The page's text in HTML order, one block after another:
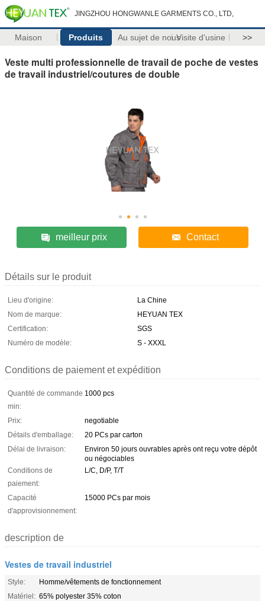
JINGZHOU HONGWANLE GARMENTS CO., LTD,
Maison Produits Au sujet de nousVisite d'usine >>
Veste multi professionnelle de travail de poche de vestes
de travail industriel/coutures de double
meilleur prix Contact
Détails sur le produit
Lieu d'origine:
La Chine
Nom de marque:
HEYUAN TEX
Certification:
SGS
Numéro de modèle:
S - XXXL
Conditions de paiement et expédition
Quantité de commande
min:
1000 pcs
Prix:
negotiable
Détails d'emballage:
20 PCs par carton
Délai de livraison:
Environ 50 jours ouvrables après ont reçu votre dépôt
ou négociables
Conditions de
paiement:
L/C, D/P, T/T
Capacité
d'approvisionnement:
15000 PCs par mois
description de
Vestes de travail industriel
Style:
Homme/vêtements de fonctionnement
Matériel: 65% polyester 35% coton